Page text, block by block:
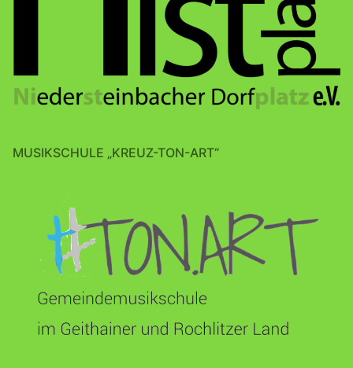
MUSIKSCHULE „KREUZ-TON-ART“